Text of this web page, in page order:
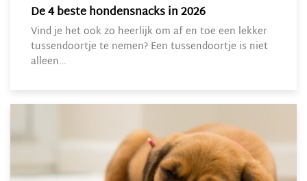
De 4 beste hondensnacks in 2026
Vind je het ook zo heerlijk om af en toe een lekker
tussendoortje te nemen? Een tussendoortje is niet
alleen…